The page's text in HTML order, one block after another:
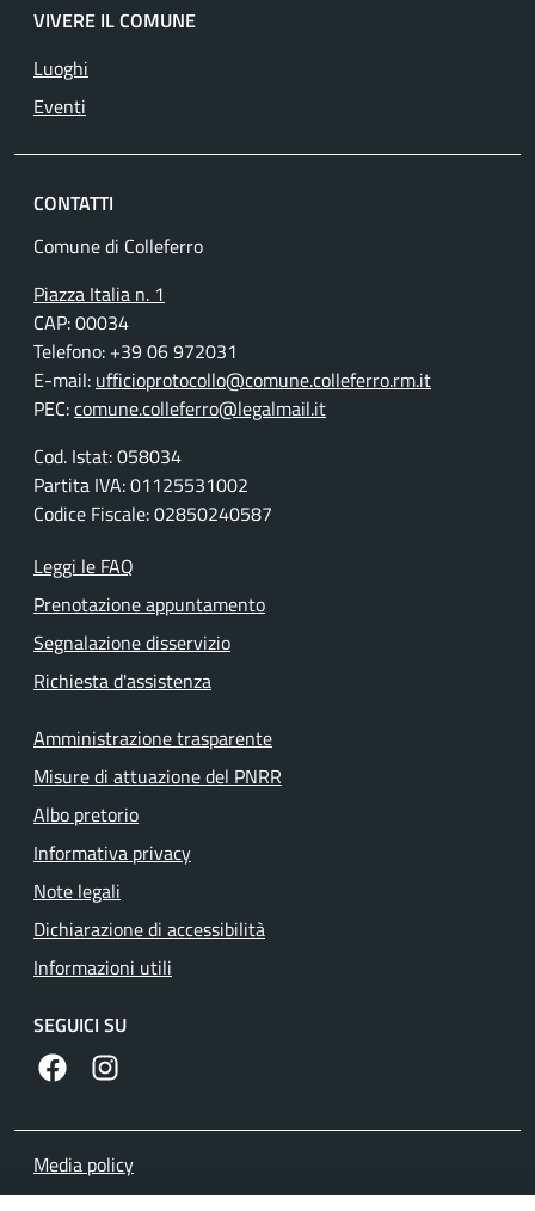
VIVERE IL COMUNE
Luoghi
Eventi
CONTATTI
Comune di Colleferro
Piazza Italia n. 1
CAP: 00034
Telefono: +39 06 972031
E-mail: ufficioprotocollo@comune.colleferro.rm.it
PEC:comune.colleferro@legalmail.it
Cod. Istat: 058034
Partita IVA: 01125531002
Codice Fiscale: 02850240587
Leggi le FAQ
Prenotazione appuntamento
Segnalazione disservizio
Richiesta d'assistenza
Amministrazione trasparente
Misure di attuazione del PNRR
Albo pretorio
Informativa privacy
Note legali
Dichiarazione di accessibilità
Informazioni utili
SEGUICI SU
https://www.facebook.com/comunecolleferro/
Media policy